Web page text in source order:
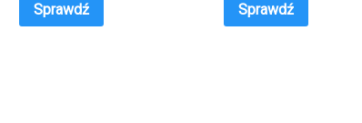
Sprawdź Sprawdź